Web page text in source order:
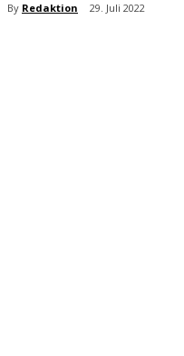
By Redaktion 29. Juli 2022